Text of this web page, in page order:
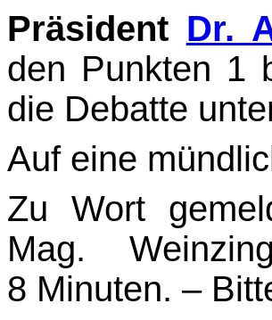
Präsident Dr.
den Punkten 1
die Debatte
Auf eine
Zu Wort
Mag.
8 Minuten. –